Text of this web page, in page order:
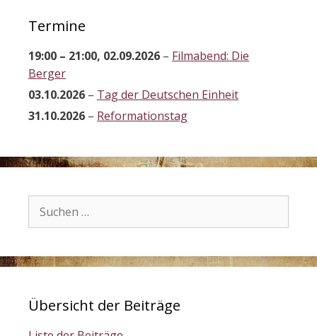
Termine
19:00 – 21:00, 02.09.2026 – Filmabend: Die
Berger
03.10.2026 – Tag der Deutschen Einheit
31.10.2026 – Reformationstag
nach:
Übersicht der Beiträge